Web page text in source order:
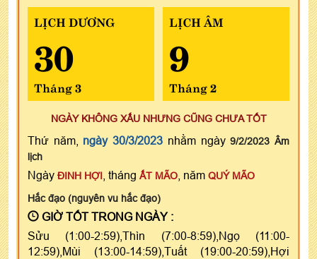
LỊCH DƯƠNG
30
Tháng 3
LỊCH ÂM
9
Tháng 2
NGÀY KHÔNG XẤU NHƯNG CŨNG CHƯA TỐT
Thứ năm, ngày 30/3/2023 nhằm ngày9/2/2023 Âm
lịch
Ngày ĐINH HỢI , tháng ẤT MÃO , năm QUÝ MÃO
Hắc đạo (nguyên vu hắc đạo)
GIỜ TỐT TRONG NGÀY :
Sửu (1:00-2:59),Thìn (7:00-8:59),Ngọ (11:00-
12:59),Mùi (13:00-14:59),Tuất (19:00-20:59),Hợi